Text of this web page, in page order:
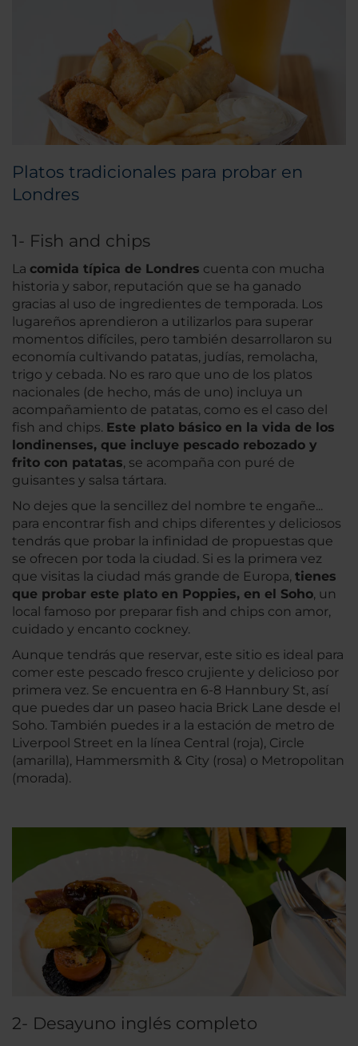
Platos tradicionales para probar en
Londres
1- Fish and chips
La comida típica de Londres cuenta con mucha
historia y sabor, reputación que se ha ganado
gracias al uso de ingredientes de temporada. Los
lugareños aprendieron a utilizarlos para superar
momentos difíciles, pero también desarrollaron su
economía cultivando patatas, judías, remolacha,
trigo y cebada. No es raro que uno de los platos
nacionales (de hecho, más de uno) incluya un
acompañamiento de patatas, como es el caso del
fish and chips. Este plato básico en la vida de los
londinenses, que incluye pescado rebozado y
frito con patatas, se acompaña con puré de
guisantes y salsa tártara.
No dejes que la sencillez del nombre te engañe...
para encontrar fish and chips diferentes y deliciosos
tendrás que probar la infinidad de propuestas que
se ofrecen por toda la ciudad. Si es la primera vez
que visitas la ciudad más grande de Europa, tienes
que probar este plato en Poppies, en el Soho, un
local famoso por preparar fish and chips con amor,
cuidado y encanto cockney.
Aunque tendrás que reservar, este sitio es ideal para
comer este pescado fresco crujiente y delicioso por
primera vez. Se encuentra en 6-8 Hannbury St, así
que puedes dar un paseo hacia Brick Lane desde el
Soho. También puedes ir a la estación de metro de
Liverpool Street en la línea Central (roja), Circle
(amarilla), Hammersmith & City (rosa) o Metropolitan
(morada).
2- Desayuno inglés completo